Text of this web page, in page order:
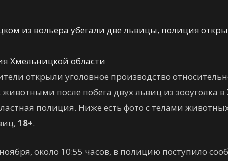
Хмельницкой области
открыли уголовное производство
после побега двух львиц из зооуголка
полиция. Ниже есть фото с телами
18+.
около 10:55 часов, в полицию поступило